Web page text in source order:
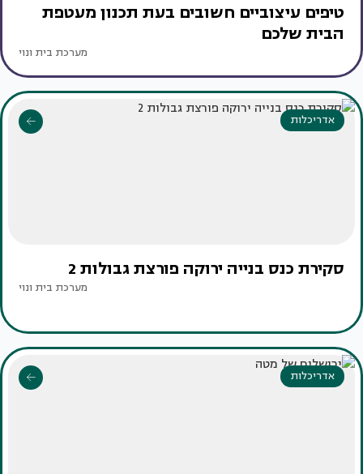
טיפים עיצוביים חשובים בעת תכנון מעטפת
הבית שלכם
מערכת בית ונוי
אדריכלות
סקירת כנס בנייה ירוקה פורצת גבולות 2
מערכת בית ונוי
אדריכלות